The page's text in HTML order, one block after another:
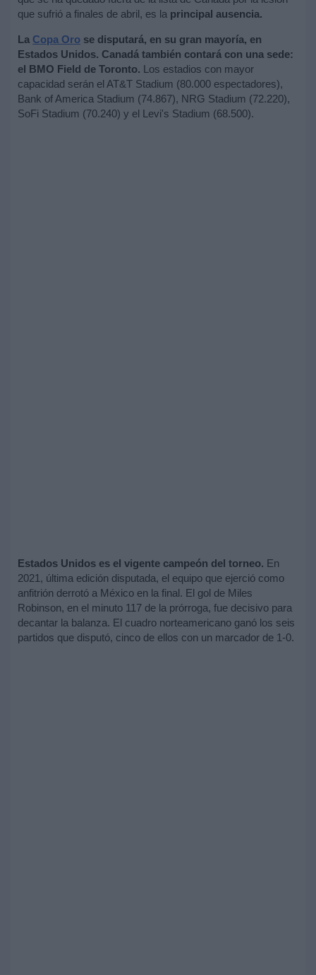
que sufrió a finales de abril, es la principal ausencia.
La Copa Oro se disputará, en su gran mayoría, en
Estados Unidos. Canadá también contará con una sede:
el BMO Field de Toronto. Los estadios con mayor
capacidad serán el AT&T Stadium (80.000 espectadores),
Bank of America Stadium (74.867), NRG Stadium (72.220),
SoFi Stadium (70.240) y el Levi's Stadium (68.500).
Estados Unidos es el vigente campeón del torneo. En
2021, última edición disputada, el equipo que ejerció como
anfitrión derrotó a México en la final. El gol de Miles
Robinson, en el minuto 117 de la prórroga, fue decisivo para
decantar la balanza. El cuadro norteamericano ganó los seis
partidos que disputó, cinco de ellos con un marcador de 1-0.